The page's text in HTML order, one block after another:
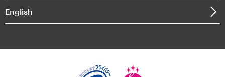
個人情報保護方針
English